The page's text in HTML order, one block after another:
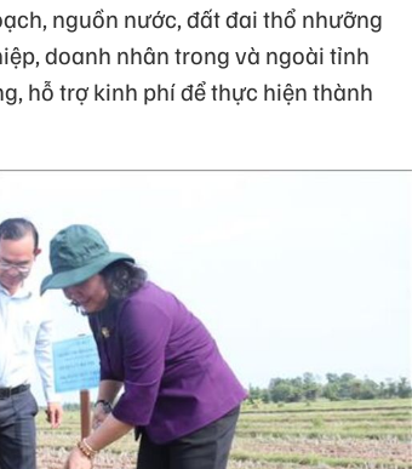
nguồn nước, đất đai thổ nhưỡng
doanh nhân trong và ngoài tỉnh
hỗ trợ kinh phí để thực hiện thành